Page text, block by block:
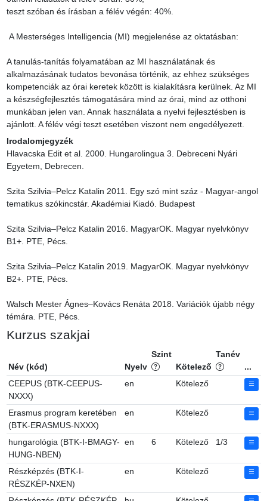
teszt szóban és írásban a félév végén: 40%.
A Mesterséges Intelligencia (MI) megjelenése az oktatásban:
A tanulás-tanítás folyamatában az MI használatának és
alkalmazásának tudatos bevonása történik, az ehhez szükséges
kompetenciák az órai keretek között is kialakításra kerülnek. Az MI
a készségfejlesztés támogatására mind az órai, mind az otthoni
munkában jelen van. Annak használata a nyelvi fejlesztésben is
ajánlott. A félév végi teszt esetében viszont nem engedélyezett.
Irodalomjegyzék
Hlavacska Edit et al. 2000. Hungarolingua 3. Debreceni Nyári
Egyetem, Debrecen.
Szita Szilvia–Pelcz Katalin 2011. Egy szó mint száz - Magyar-angol
tematikus szókincstár. Akadémiai Kiadó. Budapest
Szita Szilvia–Pelcz Katalin 2016. MagyarOK. Magyar nyelvkönyv
B1+. PTE, Pécs.
Szita Szilvia–Pelcz Katalin 2019. MagyarOK. Magyar nyelvkönyv
B2+. PTE, Pécs.
Walsch Mester Ágnes–Kovács Renáta 2018. Variációk újabb négy
témára. PTE, Pécs.
Kurzus szakjai
Név (kód) Nyelv
Szint
Kötelező
Tanév
...
CEEPUS (BTK-CEEPUS-
NXXX)
en Kötelező
Erasmus program keretében
(BTK-ERASMUS-NXXX)
en Kötelező
hungarológia (BTK-I-BMAGY-
HUNG-NBEN)
en 6 Kötelező 1/3
Részképzés (BTK-I-
RÉSZKÉP-NXEN)
en Kötelező